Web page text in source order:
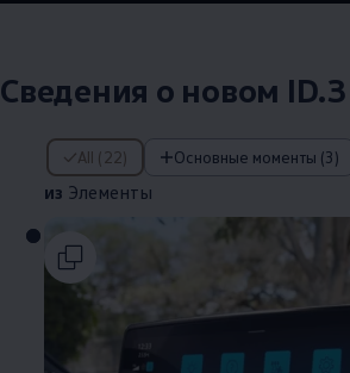
Сведения о новом ID.3
All (22) Основные моменты (3)
из Элементы
из Элементы